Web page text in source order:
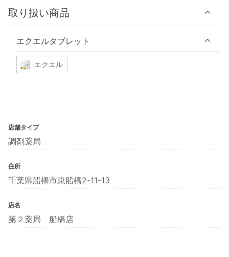
取り扱い商品
エクエルタブレット
エクエル
店舗タイプ
調剤薬局
住所
千葉県船橋市東船橋2-11-13
店名
第２薬局 船橋店